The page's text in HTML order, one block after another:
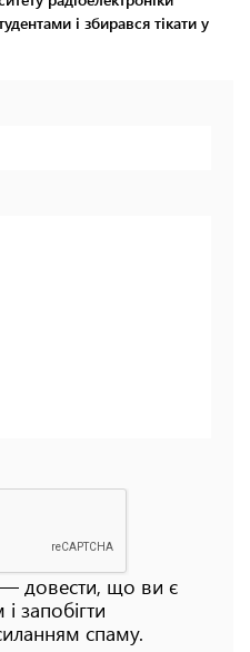
і збирався тікати у
довести, що ви є
запобігти
спаму.